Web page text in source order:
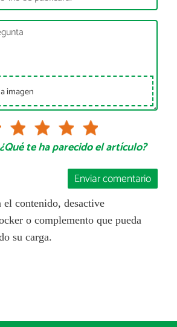
imagen
¿Qué te ha parecido el artículo?
Enviar comentario
contenido, desactive
o complemento que pueda
su carga.